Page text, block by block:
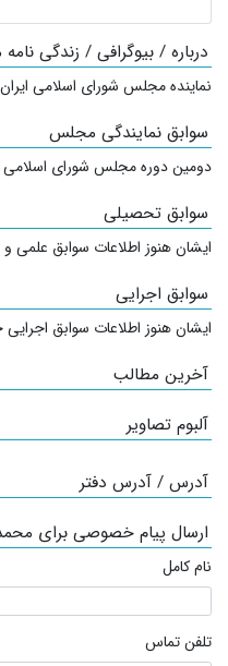
درباره / بیوگرافی / زندگی
نماینده مجلس شورای اسلامی ایران
سوابق نمایندگی مجلس
دومین دوره مجلس شورای اسلامی
سوابق تحصیلی
ایشان هنوز اطلاعات سوابق علمی
سوابق اجرایی
ایشان هنوز اطلاعات سوابق اجرایی
آخرین مطالب
آلبوم تصاویر
آدرس / آدرس دفتر
ارسال پیام خصوصی برای
نام کامل
تلفن تماس